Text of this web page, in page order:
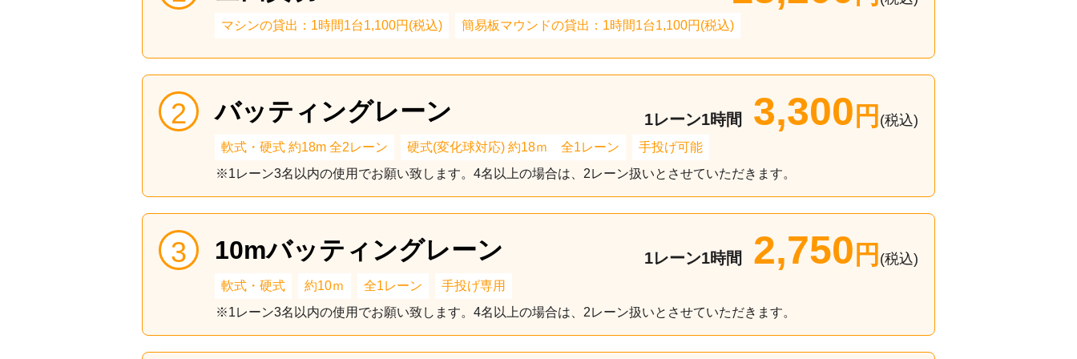
マシンの貸出：1時間1台1,100円(税込) 簡易板マウンドの貸出：1時間1台1,100円(税込)
バッティングレーン 1レーン1時間 3,300 円 (税込)
軟式・硬式 約18m 全2レーン 硬式(変化球対応) 約18ｍ 全1レーン
手投げ可能
※1レーン3名以内の使用でお願い致します。4名以上の場合は、2レーン扱いとさせていただきます。
10mバッティングレーン 1レーン1時間 2,750 円 (税込)
軟式・硬式 約10ｍ 全1レーン
手投げ専用
※1レーン3名以内の使用でお願い致します。4名以上の場合は、2レーン扱いとさせていただきます。